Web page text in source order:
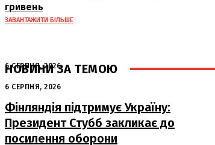
гривень
ЗАВАНТАЖИТИ БІЛЬШЕ
НОВИНИ ЗА ТЕМОЮ
6 СЕРПНЯ, 2026
Аномальна спека в Україні добігає
кінця: очікується похолодання
6 СЕРПНЯ, 2026
Фінляндія підтримує Україну:
Президент Стубб закликає до
посилення оборони